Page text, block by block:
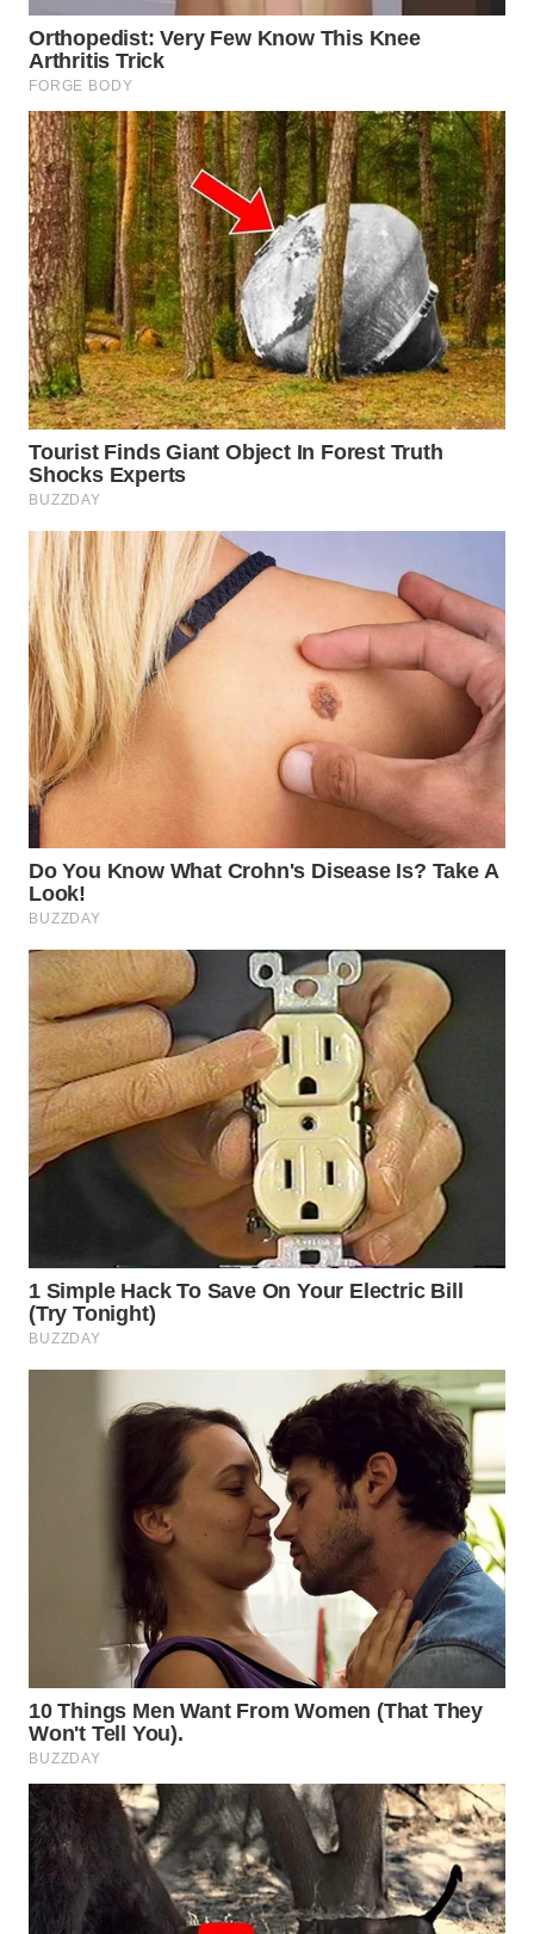
INDRAMAYU
WN
KUNINGAN
WN
MAJALENGKA
WN
SUBANG
WN
SUKABUMI
WN
PURWAKARTA
WN
PRIANGAN
TIMUR
WN
SEMARANG
WN
SOLO
BOROBUDUR
WN
WN
SURABAYA
WN
NATUNA
WN
MANDALIKA
WAHANA
NEWS
WAHANA
TANI
WAHANA
ADVOKAT